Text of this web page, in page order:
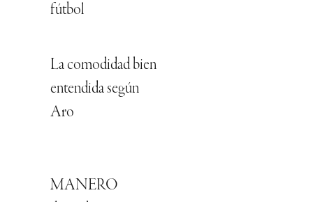
fútbol
La comodidad bien
entendida según
Aro
MANERO